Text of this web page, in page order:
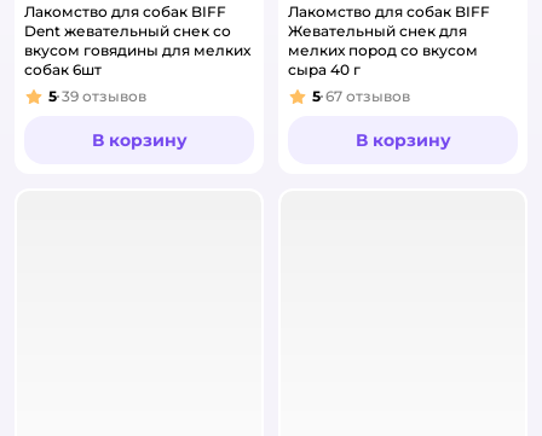
Лакомство для собак BIFF
Dent жевательный снек со
вкусом говядины для мелких
собак 6шт
Рейтинг:
5 39 отзывов
В корзину
Лакомство для собак BIFF
Жевательный снек для
мелких пород со вкусом
сыра 40 г
Рейтинг:
5 67 отзывов
В корзину